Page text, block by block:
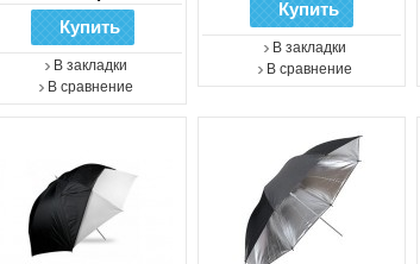
В закладки
В сравнение
В закладки
В сравнение